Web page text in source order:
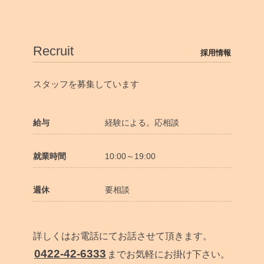
Recruit 採用情報
スタッフを募集しています
給与 経験による。応相談
就業時間 10:00～19:00
週休 要相談
詳しくはお電話にてお話させて頂きます。
0422-42-6333 までお気軽にお掛け下さい。